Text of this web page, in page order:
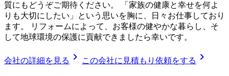
質にもどうぞご期待ください。 「家族の健康と幸せを何よ
りも大切にしたい」という思いを胸に、日々お仕事しており
ます。 リフォームによって、お客様の健やかな暮らし、そ
して地球環境の保護に貢献できましたら幸いです。
会社の詳細を見る chevron_right この会社に見積もり依頼をする chevron_right